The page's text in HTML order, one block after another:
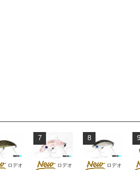
ロデオ
7
ロデオ
8
ロデオ
9